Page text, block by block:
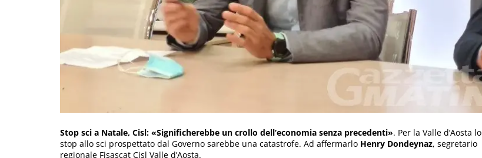
Stop sci a Natale, Cisl: «Significherebbe un crollo dell’economia senza precedenti». Per la Valle d’Aosta lo
stop allo sci prospettato dal Governo sarebbe una catastrofe. Ad affermarlo Henry Dondeynaz, segretario
regionale Fisascat Cisl Valle d’Aosta.